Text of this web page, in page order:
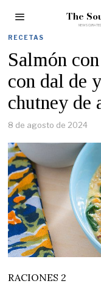
The
RECETAS
Salmón
con dal de
chutney de
8 de agosto de 2024
RACIONES 2